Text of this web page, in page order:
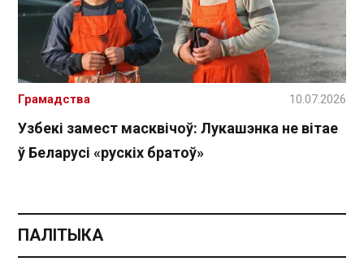
Узбекі замест масквічоў: Лукашэнка не вітае
ў Беларусі «рускіх братоў»
Грамадства 10.07.2026
ПАЛІТЫКА